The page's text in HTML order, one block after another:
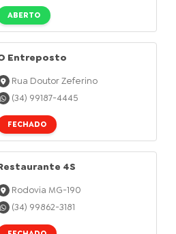
ABERTO
Entreposto
Rua Doutor Zeferino
(34) 99187-4445
FECHADO
4S
Rodovia MG-190
(34) 99862-3181